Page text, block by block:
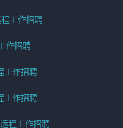
工作招聘
作招聘
工作招聘
工作招聘
程工作招聘